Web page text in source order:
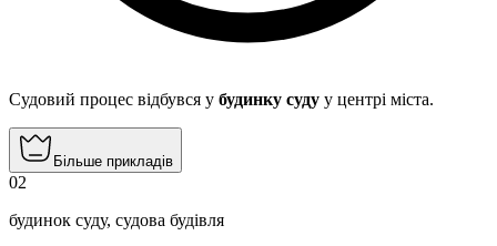
Судовий процес відбувся у будинку суду у центрі міста.
Більше прикладів
02
будинок суду, судова будівля